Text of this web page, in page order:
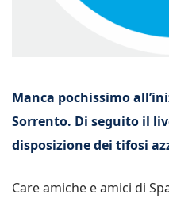
Manca pochissimo
Sorrento. Di seguito il
disposizione dei tifosi
Care amiche e amici di